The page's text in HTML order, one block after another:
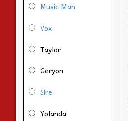
Music Man
Vox
Taylor
Geryon
Sire
Yolanda